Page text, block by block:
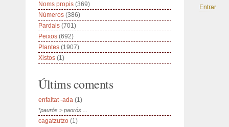
Entrar
Noms propis (369)
Números (386)
Pardals (701)
Peixos (692)
Plantes (1907)
Xistos (1)
Últims coments
enfaltat -ada (1)
*paurós > paorós ...
cagatzutzo (1)